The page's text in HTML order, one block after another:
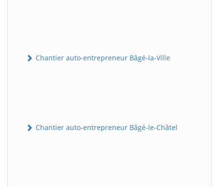
Chantier auto-entrepreneur Bâgé-la-Ville
Chantier auto-entrepreneur Bâgé-le-Châtel